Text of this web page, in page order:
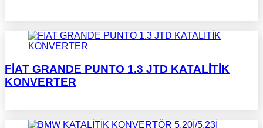
FİAT GRANDE PUNTO 1.3 JTD KATALİTİK
KONVERTER